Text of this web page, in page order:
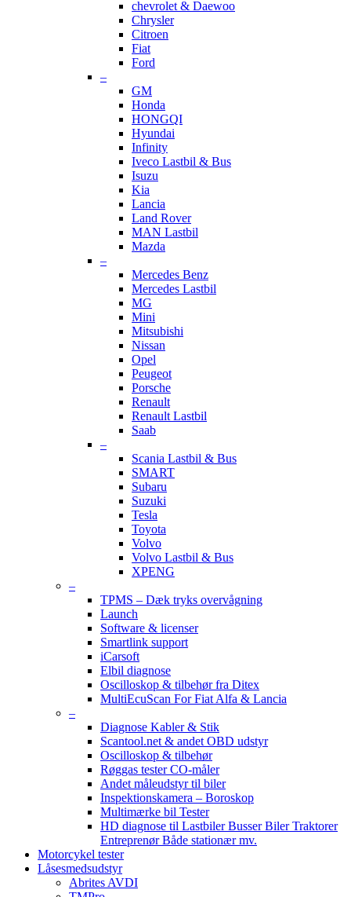
chevrolet & Daewoo
Chrysler
Citroen
Fiat
Ford
–
GM
Honda
HONGQI
Hyundai
Infinity
Iveco Lastbil & Bus
Isuzu
Kia
Lancia
Land Rover
MAN Lastbil
Mazda
–
Mercedes Benz
Mercedes Lastbil
MG
Mini
Mitsubishi
Nissan
Opel
Peugeot
Porsche
Renault
Renault Lastbil
Saab
–
Scania Lastbil & Bus
SMART
Subaru
Suzuki
Tesla
Toyota
Volvo
Volvo Lastbil & Bus
XPENG
–
TPMS – Dæk tryks overvågning
Launch
Software & licenser
Smartlink support
iCarsoft
Elbil diagnose
Oscilloskop & tilbehør fra Ditex
MultiEcuScan For Fiat Alfa & Lancia
–
Diagnose Kabler & Stik
Scantool.net & andet OBD udstyr
Oscilloskop & tilbehør
Røggas tester CO-måler
Andet måleudstyr til biler
Inspektionskamera – Boroskop
Multimærke bil Tester
HD diagnose til Lastbiler Busser Biler Traktorer
Entreprenør Både stationær mv.
Motorcykel tester
Låsesmedsudstyr
Abrites AVDI